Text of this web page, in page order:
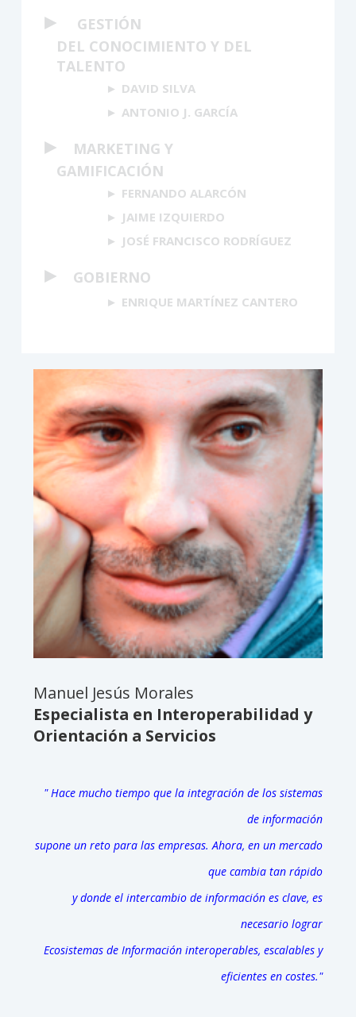
►
GESTIÓN
DEL CONOCIMIENTO Y DEL
TALENTO
DAVID SILVA
ANTONIO J. GARCÍA
►
MARKETING Y
GAMIFICACIÓN
FERNANDO ALARCÓN
JAIME IZQUIERDO
JOSÉ FRANCISCO RODRÍGUEZ
► GOBIERNO
ENRIQUE MARTÍNEZ CANTERO
Manuel Jesús Morales
Especialista en Interoperabilidad y
Orientación a Servicios
" Hace mucho tiempo que la integración de los sistemas
deinformación
suponeun reto para las empresas. Ahora,en un mercado
que cambia tan rápido
ydondeel intercambio deinformación es clave,es
necesario lograr
Ecosistemas de Información interoperables,escalables y
eficientes en costes."